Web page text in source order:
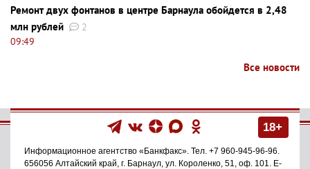
Ремонт двух фонтанов в центре Барнаула обойдется в 2,48
млн рублей
2
09:49
Все новости
18+
Информационное агентство «Банкфакс» . Тел. +7 960-945-96-96
656056 Алтайский край, г. Барнаул ул. Короленко, 51, оф. 101
. E-